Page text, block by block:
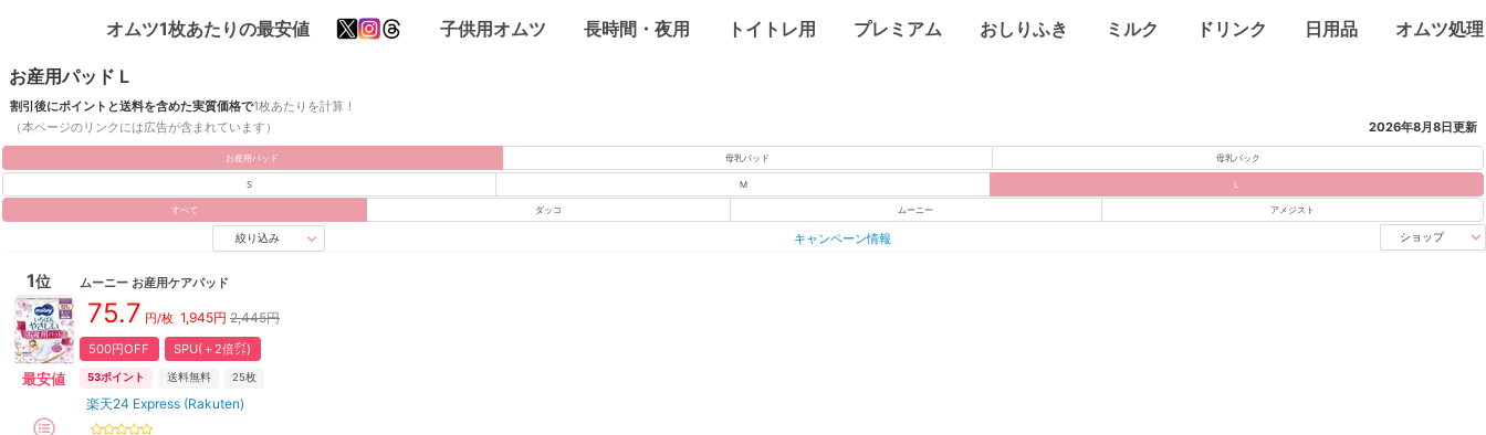
オムツ1枚あたりの最安値 子供用オムツ 長時間・夜用 トイトレ用 プレミアム おしりふき ミルク ドリンク 日用品 オムツ処理
お産用パッド L
割引後にポイントと送料を含めた実質価格で1枚あたりを計算！
（本ページのリンクには広告が含まれています）
2026年8月8日更新
お産用パッド 母乳パッド 母乳パック
S M L
すべて ダッコ ムーニー アメジスト
絞り込み キャンペーン情報 ショップ
1位
最安値
ムーニー お産用ケアパッド
75.7 円/枚 1,945円 2,445円
500円OFF SPU(＋2倍㌽)
53ポイント 送料無料 25枚
楽天24 Express (Rakuten)